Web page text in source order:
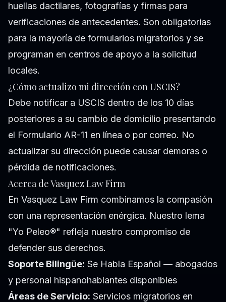
huellas dactilares, fotografías y firmas para
verificaciones de antecedentes. Son obligatorias
para la mayoría de formularios migratorios y se
programan en centros de apoyo a la solicitud
locales.
¿Cómo actualizo mi dirección con USCIS?
Debe notificar a USCIS dentro de los 10 días
posteriores a su cambio de domicilio presentando
el Formulario AR-11 en línea o por correo. No
actualizar su dirección puede causar demoras o
pérdida de notificaciones.
Acerca de Vasquez Law Firm
En Vasquez Law Firm combinamos la compasión
con una representación enérgica. Nuestro lema
"Yo Peleo®" refleja nuestro compromiso de
defender sus derechos.
Soporte Bilingüe: Se Habla Español — abogados
y personal hispanohablantes disponibles
Áreas de Servicio: Servicios migratorios en